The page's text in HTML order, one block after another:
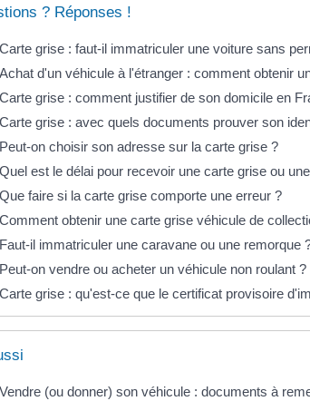
? Réponses !
Carte grise : faut-il immatriculer une voiture sans
Achat d'un véhicule à l'étranger : comment obtenir
Carte grise : comment justifier de son domicile en
Carte grise : avec quels documents prouver son
Peut-on choisir son adresse sur la carte grise ?
Quel est le délai pour recevoir une carte grise ou
Que faire si la carte grise comporte une erreur ?
Comment obtenir une carte grise véhicule de
Faut-il immatriculer une caravane ou une remorque
Peut-on vendre ou acheter un véhicule non roulant ?
Carte grise : qu'est-ce que le certificat provisoire
Vendre (ou donner) son véhicule : documents à